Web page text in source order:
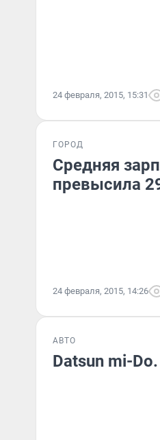
24 февраля, 2015, 15:31
ГОРОД
Средняя
превысила
24 февраля, 2015, 14:26
АВТО
Datsun mi-